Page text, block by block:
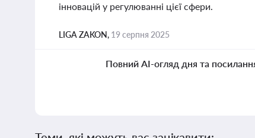
інновацій у регулюванні цієї сфери.
LIGA ZAKON, 19 серпня 2025
Повний AI-огляд дня та